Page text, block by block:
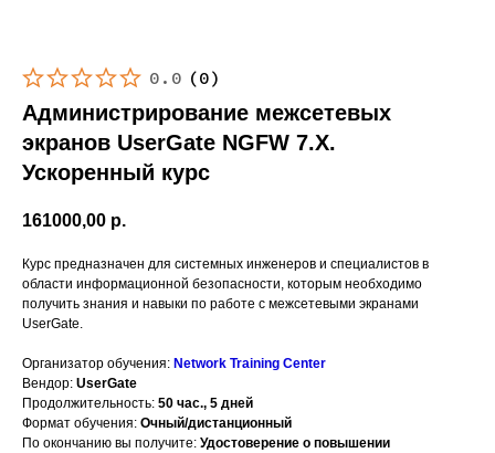
0.0 (0)
Администрирование межсетевых
экранов UserGate NGFW 7.X.
Ускоренный курс
161000,00 р.
Курс предназначен для системных инженеров и специалистов в
области информационной безопасности, которым необходимо
получить знания и навыки по работе с межсетевыми экранами
UserGate.
Организатор обучения: Network Training Center
Вендор: UserGate
Продолжительность: 50 час., 5 дней
Формат обучения: Очный/дистанционный
По окончанию вы получите: Удостоверение о повышении